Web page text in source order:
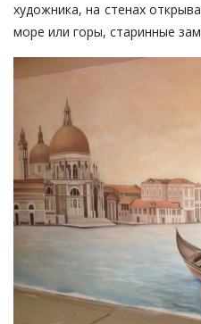
художника, на стенах
море или горы, старинные